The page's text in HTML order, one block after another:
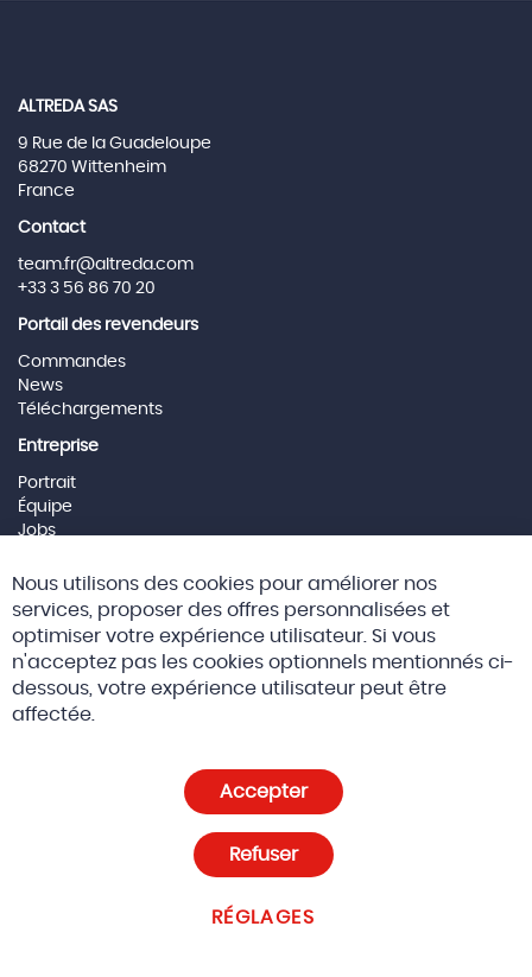
ALTREDA SAS
9 Rue de la Guadeloupe
68270 Wittenheim
France
Contact
team.fr@altreda.com
+33 3 56 86 70 20
Portail des revendeurs
Commandes
News
Téléchargements
Entreprise
Portrait
Équipe
Jobs
Social Media
© 2026 Altreda SAS CGV
Paramètres des cookies
Nous utilisons des cookies pour améliorer nos
services, proposer des offres personnalisées et
optimiser votre expérience utilisateur. Si vous
n'acceptez pas les cookies optionnels mentionnés ci-
dessous, votre expérience utilisateur peut être
affectée.
Accepter
RÉGLAGES
Refuser